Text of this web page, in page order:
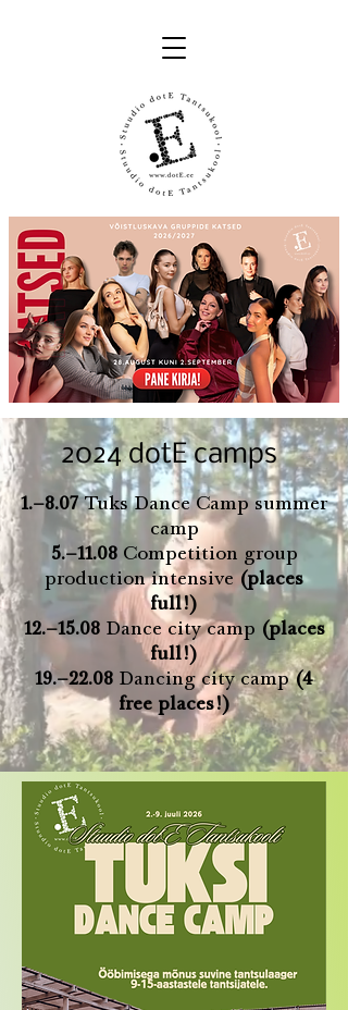
2024 dotE camps
1.–8.07Tuks Dance Camp summer
camp
5.–11.08Competition group
production intensive(places
full!)
12.–15.08Dance city camp (places
full!)
19.–22.08 Dancing city camp(4
free places!)